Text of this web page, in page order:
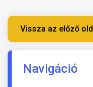
Vissza az előző
Navigáció